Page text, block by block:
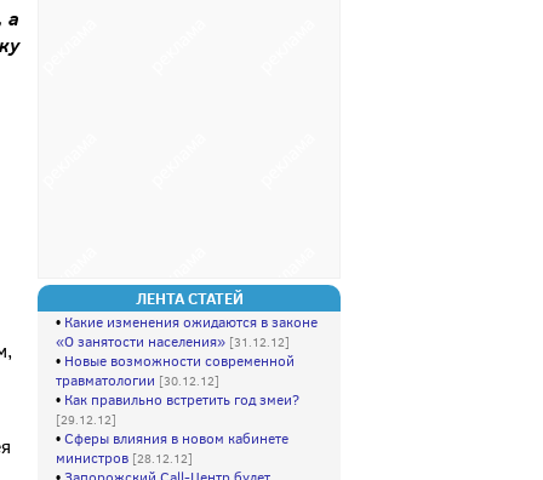
а
ЛЕНТА СТАТЕЙ
• Какие изменения ожидаются в законе
«О занятости населения» [31.12.12]
• Новые возможности современной
травматологии [30.12.12]
• Как правильно встретить год змеи?
[29.12.12]
•Сферы влияния в новом кабинете
министров [28.12.12]